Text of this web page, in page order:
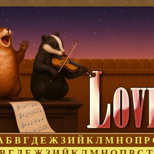
Б В Г Д Е Ж З И Й К Л М Н О П Р